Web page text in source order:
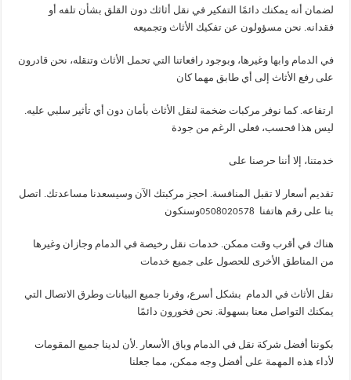
لضمان أنه يمكنك دائمًا التفكير في نقل أثاثك دون القلق بشأن تلفه أو
فقدانه. نحن مسؤولون عن تفكيك الأثاث وتجميعه
في الدماموابها وغيرها، وبوجود رافعاتنا التي تحمل الأثاث وتنقله، نحن قادرون
على رفع الأثاث إلى أي طابق مهما كان
ارتفاعه. كما نوفر مركبات ضخمة لنقل الأثاث بأمان دون أي تأثير سلبي عليه.
ليس هذا فحسب، فعلى الرغم من جودة
خدمتنا، إلا أننا حرصنا على
تقديم أسعار لا تقبل المنافسة. احجز مركبتك الآن وسيسعدنا مساعدتك. اتصل
بنا على رقم هاتفنا 0508020578وسنكون
هناك في أقرب وقت ممكن. خدمات نقل رخيصة في الدمام وجازان وغيرها
من المناطق الأخرى للحصول على جميع خدمات
نقل الأثاث في الدمام بشكل أسرع، وفرنا جميع البيانات وطرق الاتصال التي
يمكنك التواصل معنا بسهولة. نحن فخورون دائمًا
بكوننا أفضل شركة نقل في الدمام وباق الأسعار .لأن لدينا جميع المقومات
لأداء هذه المهمة على أفضل وجه ممكن، مما جعلنا